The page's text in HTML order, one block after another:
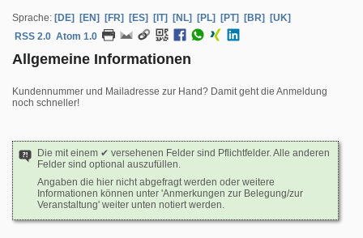
Sprache: [DE] [EN] [FR] [ES] [IT] [NL] [PL] [PT] [BR]
[UK]
RSS 2.0 Atom 1.0
Allgemeine Informationen
Kundennummer und Mailadresse zur Hand? Damit geht die Anmeldung
noch schneller!
Die mit einem ✔ versehenen Felder sind Pflichtfelder. Alle anderen
Felder sind optional auszufüllen.
Angaben die hier nicht abgefragt werden oder weitere
Informationen können unter 'Anmerkungen zur Belegung/zur
Veranstaltung' weiter unten notiert werden.